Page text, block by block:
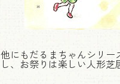
他にもだるまちゃんシリ
し、お祭りは楽しい人形芝